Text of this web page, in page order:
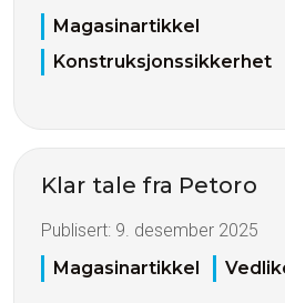
Magasinartikkel
Konstruksjonssikkerhet
Klar tale fra Petoro
Publisert: 9. desember 2025
Magasinartikkel